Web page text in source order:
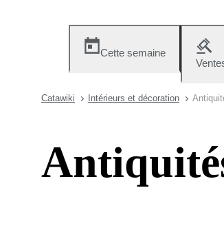
Cette semaine
Catawiki Intérieurs et décoration